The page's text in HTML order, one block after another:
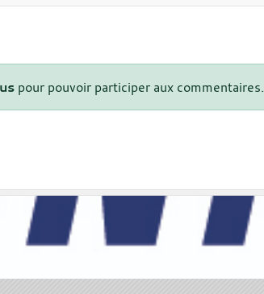
pour pouvoir participer aux commentaires.